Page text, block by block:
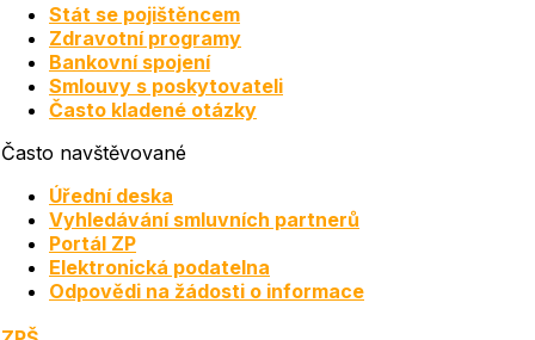
Stát se pojištěncem
Zdravotní programy
Bankovní spojení
Smlouvy s poskytovateli
Často kladené otázky
Často navštěvované
Úřední deska
Vyhledávání smluvních partnerů
Portál ZP
Elektronická podatelna
Odpovědi na žádosti o informace